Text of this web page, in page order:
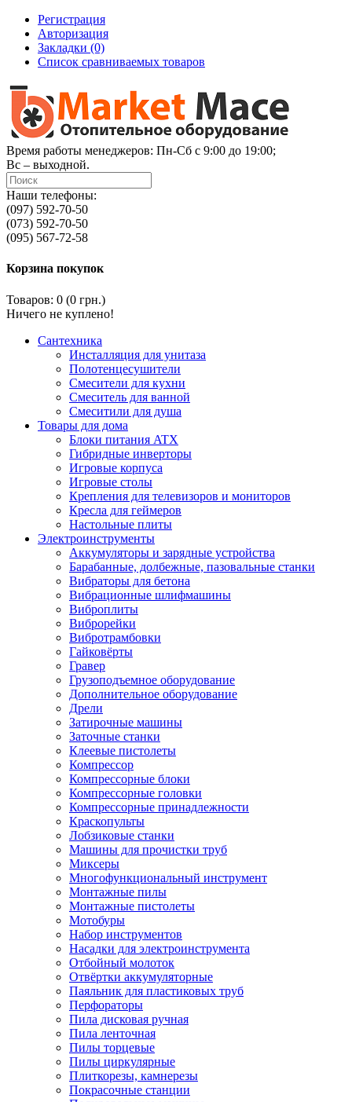
Регистрация
Авторизация
Закладки (0)
Список сравниваемых товаров
Время работы менеджеров: Пн-Сб с 9:00 до 19:00;
Вс – выходной.
Наши телефоны:
(097) 592-70-50
(073) 592-70-50
(095) 567-72-58
Корзина покупок
Товаров: 0 (0 грн.)
Ничего не куплено!
Сантехника
Инсталляция для унитаза
Полотенцесушители
Смесители для кухни
Смеситель для ванной
Смеситили для душа
Товары для дома
Блоки питания ATX
Гибридные инверторы
Игровые корпуса
Игровые столы
Крепления для телевизоров и мониторов
Кресла для геймеров
Настольные плиты
Электроинструменты
Аккумуляторы и зарядные устройства
Барабанные, долбежные, пазовальные станки
Вибраторы для бетона
Вибрационные шлифмашины
Виброплиты
Виброрейки
Вибротрамбовки
Гайковёрты
Гравер
Грузоподъемное оборудование
Дополнительное оборудование
Дрели
Затирочные машины
Заточные станки
Клеевые пистолеты
Компрессор
Компрессорные блоки
Компрессорные головки
Компрессорные принадлежности
Краскопульты
Лобзиковые станки
Машины для прочистки труб
Миксеры
Многофункциональный инструмент
Монтажные пилы
Монтажные пистолеты
Мотобуры
Набор инструментов
Насадки для электроинструмента
Отбойный молоток
Отвёртки аккумуляторные
Паяльник для пластиковых труб
Перфораторы
Пила дисковая ручная
Пила ленточная
Пилы торцевые
Пилы циркулярные
Плиткорезы, камнерезы
Покрасочные станции